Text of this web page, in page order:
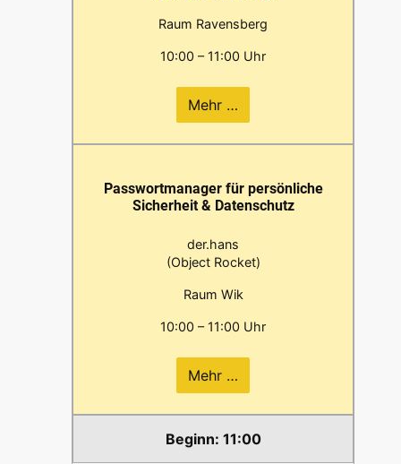
Raum Ravensberg
10:00 – 11:00 Uhr
Mehr …
Passwortmanager für persönliche
Sicherheit & Datenschutz
der.hans
(Object Rocket)
Raum Wik
10:00 – 11:00 Uhr
Mehr …
11:00